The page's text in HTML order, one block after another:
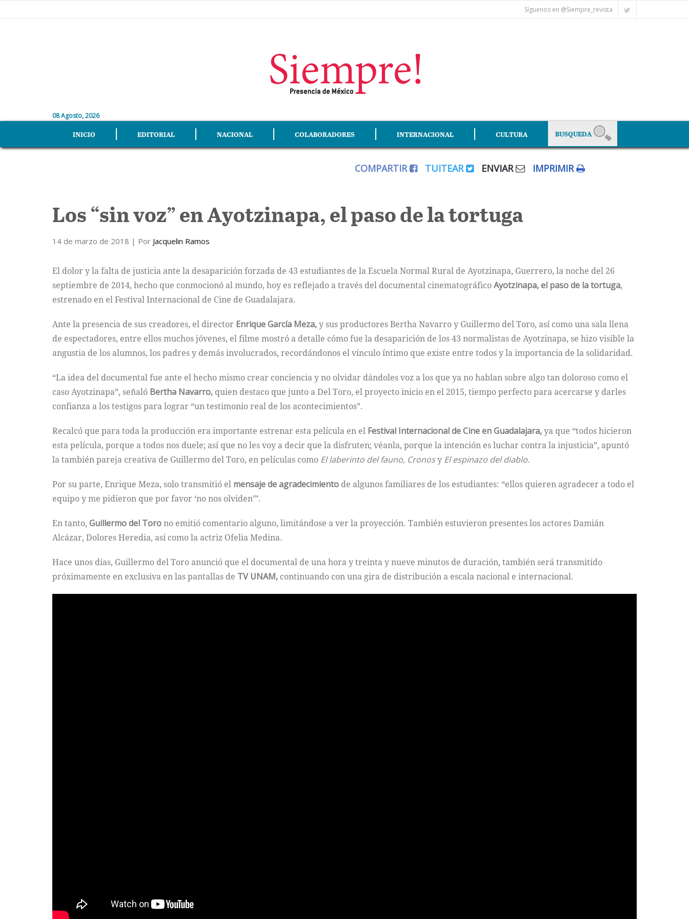
Síguenos en @Siempre_revista
08 Agosto, 2026
INICIO EDITORIAL NACIONAL COLABORADORES INTERNACIONAL CULTURA
COMPARTIR TUITEAR ENVIAR IMPRIMIR
Los “sin voz” en Ayotzinapa, el paso de la tortuga
14 de marzo de 2018 | Por Jacquelin Ramos
El dolor y la falta de justicia ante la desaparición forzada de 43 estudiantes de la Escuela Normal Rural de Ayotzinapa, Guerrero, la noche del 26
septiembre de 2014, hecho que conmocionó al mundo, hoy es reflejado a través del documental cinematográficoAyotzinapa, el paso de la tortuga,
estrenado en el Festival Internacional de Cine de Guadalajara.
Ante la presencia de sus creadores, el director Enrique García Meza,y sus productores Bertha Navarro y Guillermo del Toro, así como una sala llena
de espectadores, entre ellos muchos jóvenes, el filme mostró a detalle cómo fue la desaparición de los 43 normalistas de Ayotzinapa, se hizo visible la
angustia de los alumnos, los padres y demás involucrados, recordándonos el vínculo íntimo que existe entre todos y la importancia de la solidaridad.
“La idea del documental fue ante el hecho mismo crear conciencia y no olvidar dándoles voz a los que ya no hablan sobre algo tan doloroso como el
caso Ayotzinapa”, señaló Bertha Navarro, quien destaco que junto a Del Toro, el proyecto inicio en el 2015, tiempo perfecto para acercarse y darles
confianza a los testigos para lograr “un testimonio real de los acontecimientos”.
Recalcó que para toda la producción era importante estrenar esta película en el Festival Internacional de Cine en Guadalajara,ya que “todos hicieron
esta película, porque a todos nos duele; así que no les voy a decir que la disfruten; véanla, porque la intención es luchar contra la injusticia”, apuntó
la también pareja creativa de Guillermo del Toro, en películas como El laberinto del fauno, Cronosy El espinazo del diablo.
Por su parte, Enrique Meza, solo transmitió el mensaje de agradecimiento de algunos familiares de los estudiantes: “ellos quieren agradecer a todo el
equipo y me pidieron que por favor ‘no nos olviden’”.
En tanto, Guillermo del Torono emitió comentario alguno, limitándose a ver la proyección. También estuvieron presentes los actores Damián
Alcázar, Dolores Heredia, así como la actriz Ofelia Medina.
Hace unos días, Guillermo del Toro anunció que el documental de una hora y treinta y nueve minutos de duración, también será transmitido
próximamente en exclusiva en las pantallas de TV UNAM, continuando con una gira de distribución a escala nacional e internacional.